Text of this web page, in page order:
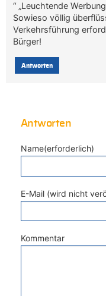
“ „Leuchtende
Sowieso völlig
Verkehrsführung
Bürger!
Antworten
Antworten
Name(erforderlich)
E-Mail (wird nicht
Kommentar